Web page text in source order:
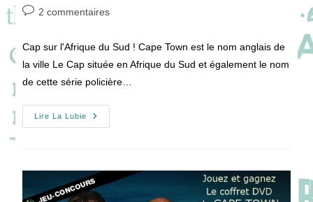
de
publiée :
Commentaires
publication :
2 commentaires
Cap sur l'Afrique du Sud ! Cape Town est le nom anglais de
la ville Le Cap située en Afrique du Sud et également le nom
de cette série policière…
Lire La Lubie
Cape
Town
Du
Sud
?